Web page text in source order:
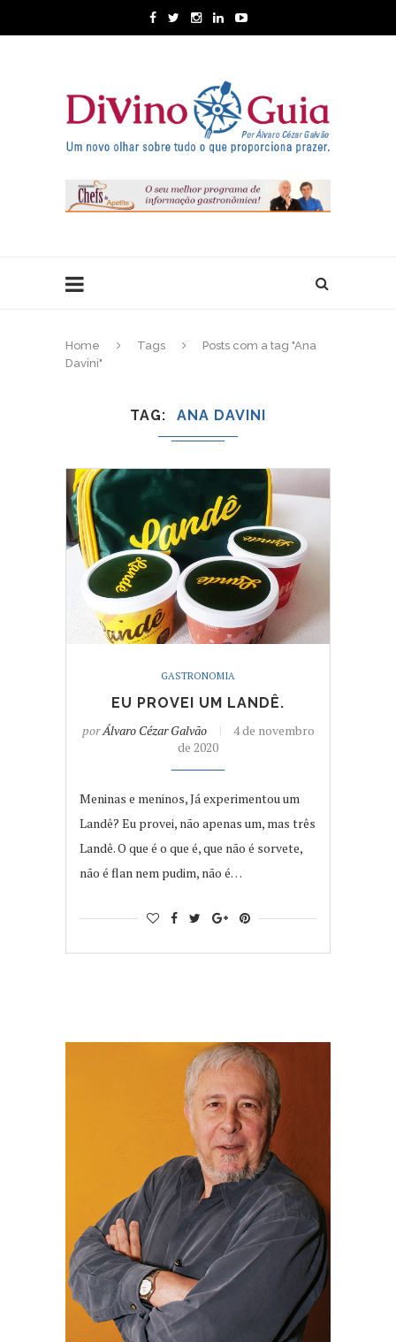
Home Tags
Posts com a tag "Ana
Davini"
TAG ANA DAVINI
GASTRONOMIA
EU PROVEI UM LANDÊ.
porÁlvaro Cézar Galvão
4 de novembro
de 2020
Meninas e meninos, Já experimentou um
Landê? Eu provei, não apenas um, mas três
Landê. O que é o que é, que não é sorvete,
não é flan nem pudim, não é…